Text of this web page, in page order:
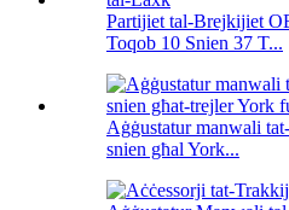
Partijiet tal-Brejkijiet
Toqob 10 Snien 37 T...
Aġġustatur manwali
snien għal York...